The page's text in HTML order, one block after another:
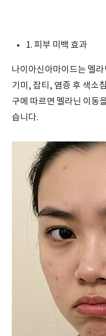
1. 피부 미백 효과
나이아신아마이드는 멜
기미, 잡티, 염증 후 색소
구에 따르면 멜라닌 이동
습니다.